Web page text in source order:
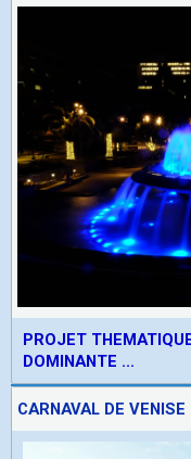
PROJET
DOMINANTE ...
CARNAVAL DE VENISE